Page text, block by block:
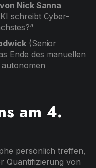
Nick Sanna
schreibt Cyber-
(Senior
Ende des manuellen
am 4.
persönlich treffen,
Quantifizierung von